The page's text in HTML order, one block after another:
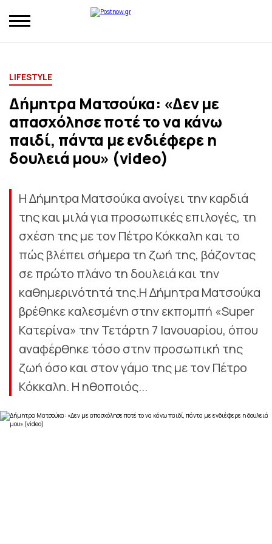
LIFESTYLE
Δήμητρα Ματσούκα: «Δεν με
απασχόλησε ποτέ το να κάνω
παιδί, πάντα με ενδιέφερε η
δουλειά μου» (video)
Η Δήμητρα Ματσούκα ανοίγει την καρδιά
της και μιλά για προσωπικές επιλογές, τη
σχέση της με τον Πέτρο Κόκκαλη και το
πώς βλέπει σήμερα τη ζωή της, βάζοντας
σε πρώτο πλάνο τη δουλειά και την
καθημερινότητά της.Η Δήμητρα Ματσούκα
βρέθηκε καλεσμένη στην εκπομπή «Super
Κατερίνα» την Τετάρτη 7 Ιανουαρίου, όπου
αναφέρθηκε τόσο στην προσωπική της
ζωή όσο και στον γάμο της με τον Πέτρο
Κόκκαλη. Η ηθοποιός...